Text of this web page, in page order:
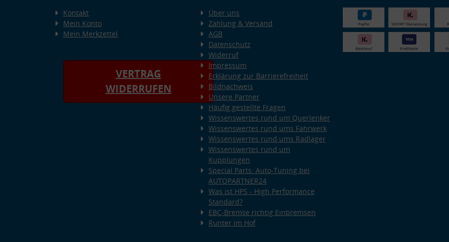
Kontakt
Mein Konto
Mein Merkzettel
VERTRAG
WIDERRUFEN
Über uns
Zahlung & Versand
AGB
Datenschutz
Widerruf
Impressum
Erklärung zur Barrierefreiheit
Bildnachweis
Unsere Partner
Häufig gestellte Fragen
Wissenswertes rund um Querlenker
Wissenswertes rund ums Fahrwerk
Wissenswertes rund ums Radlager
Wissenswertes rund um
Kupplungen
Special Parts: Auto-Tuning bei
AUTOPARTNER24
Was ist HPS - High Performance
Standard?
EBC-Bremse richtig Einbremsen
Runter im Hof